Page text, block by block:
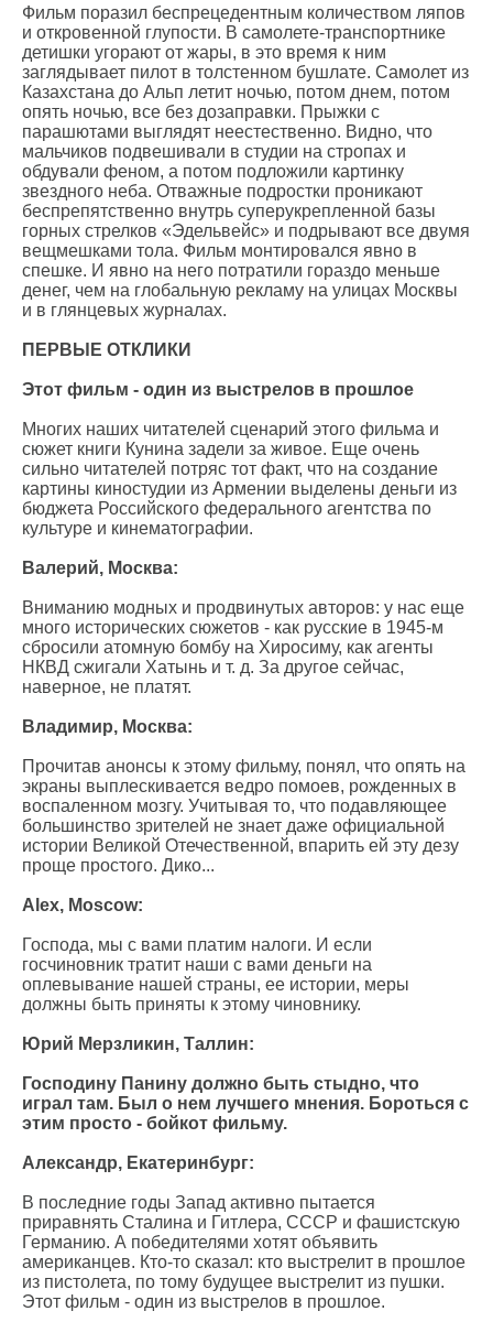
Фильм поразил беспрецедентным количеством ляпов
и откровенной глупости. В самолете-транспортнике
детишки угорают от жары, в это время к ним
заглядывает пилот в толстенном бушлате. Самолет из
Казахстана до Альп летит ночью, потом днем, потом
опять ночью, все без дозаправки. Прыжки с
парашютами выглядят неестественно. Видно, что
мальчиков подвешивали в студии на стропах и
обдували феном, а потом подложили картинку
звездного неба. Отважные подростки проникают
беспрепятственно внутрь суперукрепленной базы
горных стрелков «Эдельвейс» и подрывают все двумя
вещмешками тола. Фильм монтировался явно в
спешке. И явно на него потратили гораздо меньше
денег, чем на глобальную рекламу на улицах Москвы
и в глянцевых журналах.
ПЕРВЫЕ ОТКЛИКИ
Этот фильм - один из выстрелов в прошлое
Многих наших читателей сценарий этого фильма и
сюжет книги Кунина задели за живое. Еще очень
сильно читателей потряс тот факт, что на создание
картины киностудии из Армении выделены деньги из
бюджета Российского федерального агентства по
культуре и кинематографии.
Валерий, Москва:
Вниманию модных и продвинутых авторов: у нас еще
много исторических сюжетов - как русские в 1945-м
сбросили атомную бомбу на Хиросиму, как агенты
НКВД сжигали Хатынь и т. д. За другое сейчас,
наверное, не платят.
Владимир, Москва:
Прочитав анонсы к этому фильму, понял, что опять на
экраны выплескивается ведро помоев, рожденных в
воспаленном мозгу. Учитывая то, что подавляющее
большинство зрителей не знает даже официальной
истории Великой Отечественной, впарить ей эту дезу
проще простого. Дико...
Alex, Moscow:
Господа, мы с вами платим налоги. И если
госчиновник тратит наши с вами деньги на
оплевывание нашей страны, ее истории, меры
должны быть приняты к этому чиновнику.
Юрий Мерзликин, Таллин:
Господину Панину должно быть стыдно, что
играл там. Был о нем лучшего мнения. Бороться с
этим просто - бойкот фильму.
Александр, Екатеринбург:
В последние годы Запад активно пытается
приравнять Сталина и Гитлера, СССР и фашистскую
Германию. А победителями хотят объявить
американцев. Кто-то сказал: кто выстрелит в прошлое
из пистолета, по тому будущее выстрелит из пушки.
Этот фильм - один из выстрелов в прошлое.